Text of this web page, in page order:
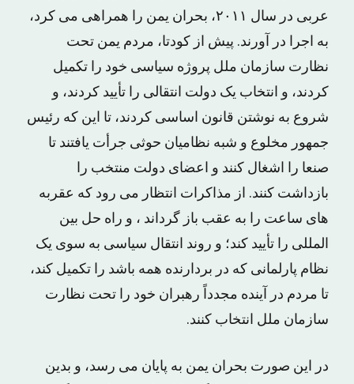
عربی در سال ۲۰۱۱، بحران یمن را همراهی می کرد،
به اجرا در آورند. پیش از کودتا، مردم یمن تحت
نظارت سازمان ملل پروژه سیاسی خود را تکمیل
کردند، و انتخاب یک دولت انتقالی را تأیید کردند، و
شروع به نوشتن قانون اساسی کردند، تا این که رئیس
جمهور مخلوع و شبه نظامیان حوثی جرأت یافتند تا
صنعا را اشغال کنند و اعضای دولت منتخب را
بازداشت کنند. از مذاکرات انتظار می رود که عقربه
های ساعت را به عقب باز گرداند ، و راه حل بین
المللی را تأیید کند؛ و روند انتقال سیاسی به سوی یک
نظام پارلمانی که در بردارنده همه باشد را تکمیل کند،
تا مردم در آینده مجدداً رهبران خود را تحت نظارت
سازمان ملل انتخاب کنند.
در این صورت بحران یمن به پایان می رسد، و بدین